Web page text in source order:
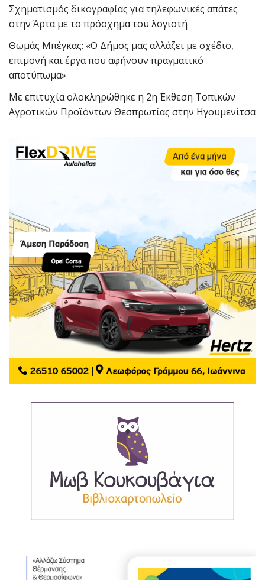
Σχηματισμός δικογραφίας για τηλεφωνικές απάτες
στην Άρτα με το πρόσχημα του λογιστή
Θωμάς Μπέγκας: «Ο Δήμος μας αλλάζει με σχέδιο,
επιμονή και έργα που αφήνουν πραγματικό
αποτύπωμα»
Με επιτυχία ολοκληρώθηκε η 2η Έκθεση Τοπικών
Αγροτικών Προϊόντων Θεσπρωτίας στην Ηγουμενίτσα